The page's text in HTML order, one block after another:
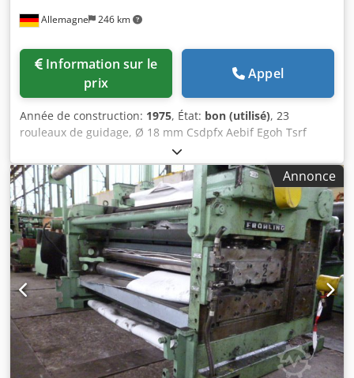
Allemagne 246 km
prix
Appel
Année de construction: 1975, État: bon (utilisé), 23
rouleaux de guidage, Ø 18 mm Csdpfx Aebif Egoh Tsrf
Largeur de la bande : max. 60 mm Épaisseur de la bande :
0,2 - 0,8 mm
Annonce